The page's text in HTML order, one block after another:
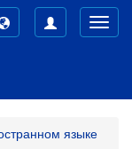
языке